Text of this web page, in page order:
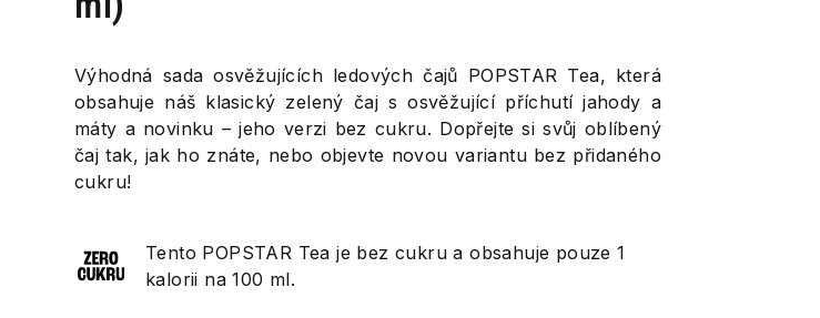
Výhodná sada osvěžujících ledových čajů POPSTAR Tea, která
obsahuje náš klasický zelený čaj s osvěžující příchutí jahody a
máty a novinku – jeho verzi bez cukru. Dopřejte si svůj oblíbený
čaj tak, jak ho znáte, nebo objevte novou variantu bez přidaného
cukru!
Tento POPSTAR Tea je bez cukru a obsahuje pouze 1
kalorii na 100 ml.